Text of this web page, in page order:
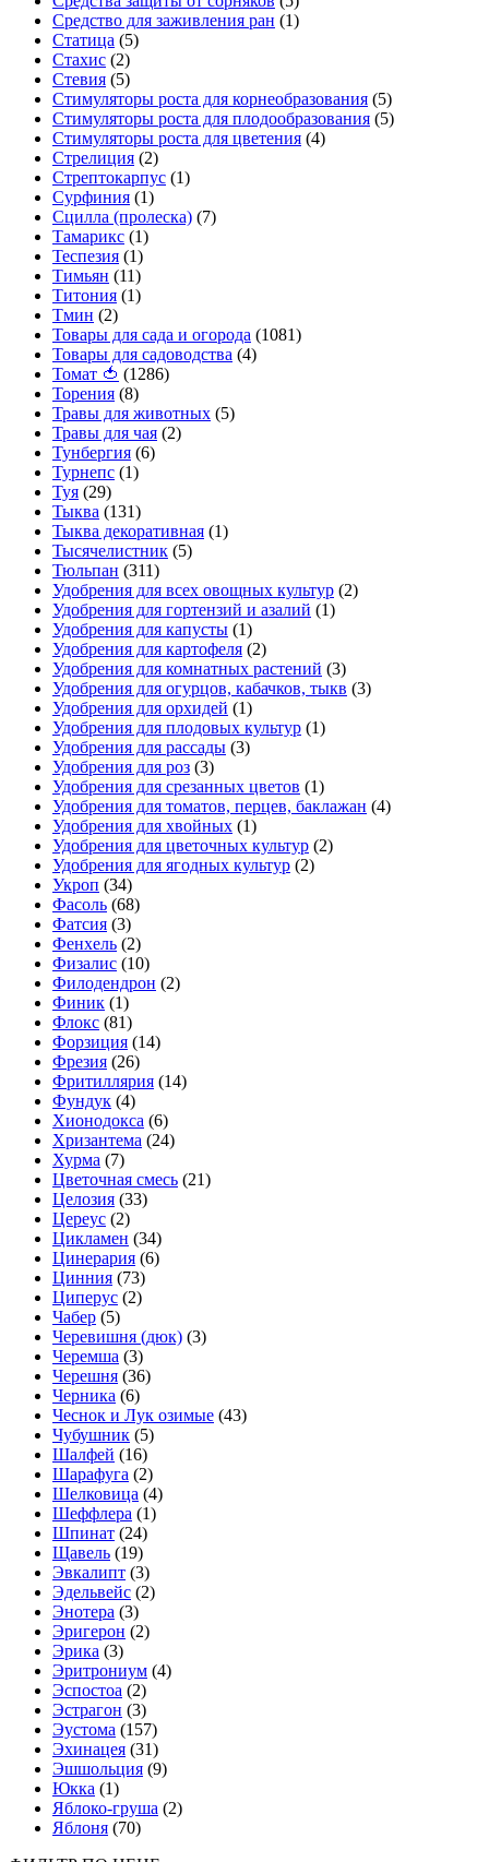
Средство для заживления ран (1)
Статица (5)
Стахис (2)
Стевия (5)
Стимуляторы роста для корнеобразования (5)
Стимуляторы роста для плодообразования (5)
Стимуляторы роста для цветения (4)
Стрелиция (2)
Стрептокарпус (1)
Сурфиния (1)
Сцилла (пролеска) (7)
Тамарикс (1)
Теспезия (1)
Тимьян (11)
Титония (1)
Тмин (2)
Товары для сада и огорода (1081)
Товары для садоводства (4)
Томат 🍅 (1286)
Торения (8)
Травы для животных (5)
Травы для чая (2)
Тунбергия (6)
Турнепс (1)
Туя (29)
Тыква (131)
Тыква декоративная (1)
Тысячелистник (5)
Тюльпан (311)
Удобрения для всех овощных культур (2)
Удобрения для гортензий и азалий (1)
Удобрения для капусты (1)
Удобрения для картофеля (2)
Удобрения для комнатных растений (3)
Удобрения для огурцов, кабачков, тыкв (3)
Удобрения для орхидей (1)
Удобрения для плодовых культур (1)
Удобрения для рассады (3)
Удобрения для роз (3)
Удобрения для срезанных цветов (1)
Удобрения для томатов, перцев, баклажан (4)
Удобрения для хвойных (1)
Удобрения для цветочных культур (2)
Удобрения для ягодных культур (2)
Укроп (34)
Фасоль (68)
Фатсия (3)
Фенхель (2)
Физалис (10)
Филодендрон (2)
Финик (1)
Флокс (81)
Форзиция (14)
Фрезия (26)
Фритиллярия (14)
Фундук (4)
Хионодокса (6)
Хризантема (24)
Хурма (7)
Цветочная смесь (21)
Целозия (33)
Цереус (2)
Цикламен (34)
Цинерария (6)
Цинния (73)
Циперус (2)
Чабер (5)
Черевишня (дюк) (3)
Черемша (3)
Черешня (36)
Черника (6)
Чеснок и Лук озимые (43)
Чубушник (5)
Шалфей (16)
Шарафуга (2)
Шелковица (4)
Шеффлера (1)
Шпинат (24)
Щавель (19)
Эвкалипт (3)
Эдельвейс (2)
Энотера (3)
Эригерон (2)
Эрика (3)
Эритрониум (4)
Эспостоа (2)
Эстрагон (3)
Эустома (157)
Эхинацея (31)
Эшшольция (9)
Юкка (1)
Яблоко-груша (2)
Яблоня (70)